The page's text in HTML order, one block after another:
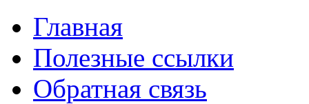
Главная
Полезные ссылки
Обратная связь